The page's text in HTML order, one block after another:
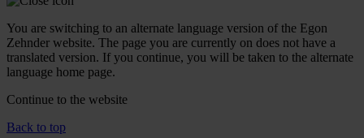
You are switching to an alternate language version of the Egon
Zehnder website. The page you are currently on does not have a
translated version. If you continue, you will be taken to the alternate
language home page.
Continue to the website
Back to top